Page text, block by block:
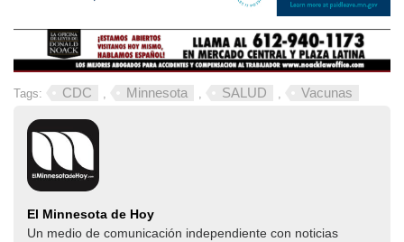
Tags: CDC , Minnesota , SALUD , Vacunas
El Minnesota de Hoy
Un medio de comunicación independiente con noticias